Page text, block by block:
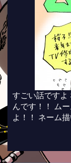
すごい話ですよ
んです！！ ム
よ！！ ネーム